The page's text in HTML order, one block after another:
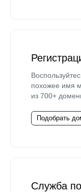
похожее имя
из 700+
Подобрать
Служба